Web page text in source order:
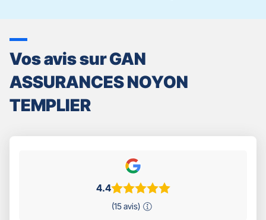
Vos avis sur GAN
ASSURANCES NOYON
TEMPLIER
4.4
(15 avis)